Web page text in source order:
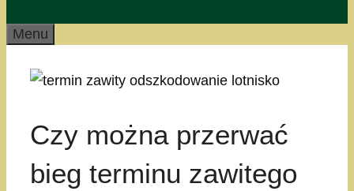
Menu
Czy można przerwać
bieg terminu zawitego